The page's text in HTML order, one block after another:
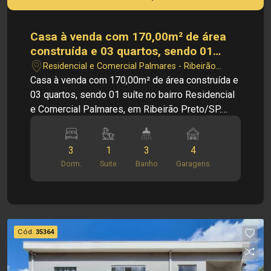
qualquer informação referente aos valores,
aviso prévio.
Casa à venda com 170,00m² de área
construída e 03 quartos, sendo 01
suíte no bairro Residencial e
Comercial Palmares, em Ribeirão
Preto/SP.
Residencial e Comercial Palmares - Ribeirão
Preto/SP
Casa à venda com 170,00m² de área construída e
03 quartos, sendo 01 suíte no bairro Residencial
e Comercial Palmares, em Ribeirão Preto/SP.
imóvel conta com 03 quartos, sendo 01 suíte,
além de salas de TV e jantar, proporcionando
conforto e praticidade no dia a dia. Possui
cozinha planejada, oferecendo funcionalidade e
lazer e confraternização com família e amigos.
Excelente oportunidade para quem busca
conforto, praticidade e um ótimo investimento.
3
Dorm.
1
Suite
3
Banho
4
Garagens
Cód. 35364